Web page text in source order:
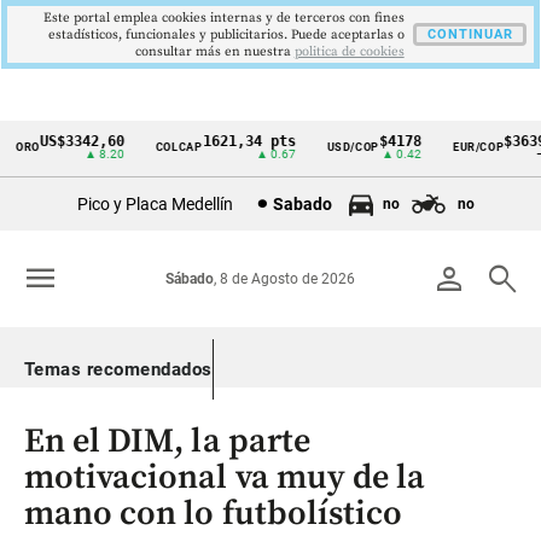
Cintillo
Colombia
OROUS$3342,60
▲ 8.20
COLCAP1621,34 pts
▲ 0.67
USD/COP$4178
▲ 0.42
EUR/COP$3639
Pico y Placa Medellín Sabado no no
person search
Sábado, 8 de Agosto de 2026
menu
Temas recomendados
En el DIM, la parte
motivacional va muy de la
mano con lo futbolístico
Este portal emplea cookies internas y de terceros con fines
estadísticos, funcionales y publicitarios. Puede aceptarlas o
consultar más en nuestra politica de cookies
CONTINUAR